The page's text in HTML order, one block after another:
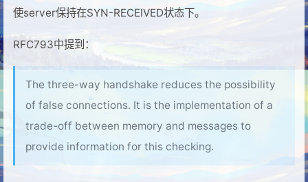
使server保持在SYN-RECEIVED状态下。
RFC793中提到：
The three-way handshake reduces the possibility
of false connections. It is the implementation of a
trade-off between memory and messages to
provide information for this checking.